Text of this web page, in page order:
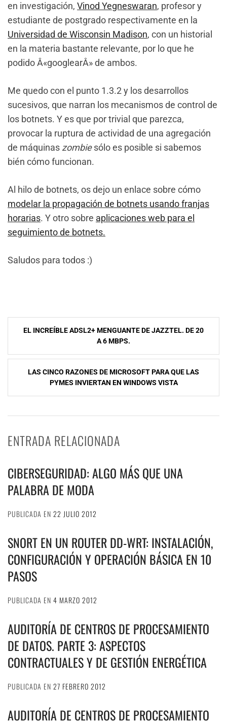
en investigación, Vinod Yegneswaran, profesor y
estudiante de postgrado respectivamente en la
Universidad de Wisconsin Madison, con un historial
en la materia bastante relevante, por lo que he
podido Â«googlearÂ» de ambos.
Me quedo con el punto 1.3.2 y los desarrollos
sucesivos, que narran los mecanismos de control de
los botnets. Y es que por trivial que parezca,
provocar la ruptura de actividad de una agregación
de máquinas zombiesólo es posible si sabemos
bién cómo funcionan.
Al hilo de botnets, os dejo un enlace sobre cómo
modelar la propagación de botnets usando franjas
horarias. Y otro sobre aplicaciones web para el
seguimiento de botnets.
Saludos para todos :)
NavegaciÃ³n
entradas
EL INCREÍBLE ADSL2+ MENGUANTE DE JAZZTEL. DE 20
A 6 MBPS.
LAS CINCO RAZONES DE MICROSOFT PARA QUE LAS
PYMES INVIERTAN EN WINDOWS VISTA
ENTRADA RELACIONADA
CIBERSEGURIDAD: ALGO MÁS QUE UNA
PALABRA DE MODA
PUBLICADA EN 22 JULIO 2012
SNORT EN UN ROUTER DD-WRT: INSTALACIÓN,
CONFIGURACIÓN Y OPERACIÓN BÁSICA EN 10
PASOS
PUBLICADA EN 4 MARZO 2012
AUDITORÍA DE CENTROS DE PROCESAMIENTO
DE DATOS. PARTE 3: ASPECTOS
CONTRACTUALES Y DE GESTIÓN ENERGÉTICA
PUBLICADA EN 27 FEBRERO 2012
AUDITORÍA DE CENTROS DE PROCESAMIENTO